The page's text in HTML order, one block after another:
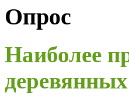
Опрос
Наиболее